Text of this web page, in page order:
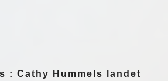
: Cathy Hummels landet